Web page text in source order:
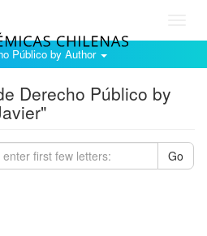
Público by Author
Derecho Público by
Go